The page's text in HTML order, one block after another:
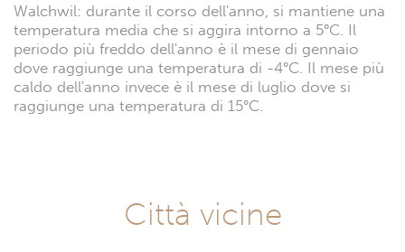
Walchwil: durante il corso dell'anno, si mantiene una
temperatura media che si aggira intorno a 5°C. Il
periodo più freddo dell'anno è il mese di gennaio
dove raggiunge una temperatura di -4°C. Il mese più
caldo dell'anno invece è il mese di luglio dove si
raggiunge una temperatura di 15°C.
Città vicine